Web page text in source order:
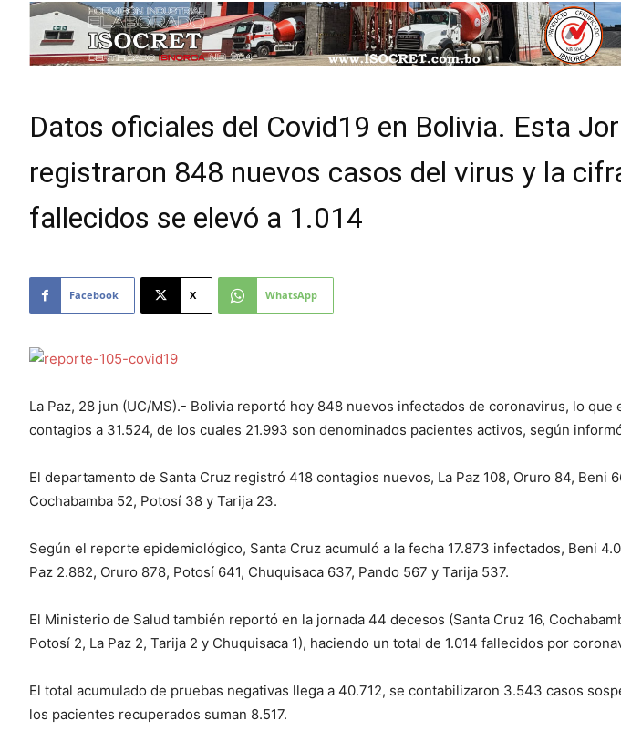
Datos oficiales del Covid19 en Bolivia. Esta
registraron 848 nuevos casos del virus y la
fallecidos se elevó a 1.014
Facebook X WhatsApp
La Paz, 28 jun (UC/MS).- Bolivia reportó hoy 848 nuevos infectados de coronavirus, lo que
contagios a 31.524, de los cuales 21.993 son denominados pacientes activos, según
El departamento de Santa Cruz registró 418 contagios nuevos, La Paz 108, Oruro 84, Beni
Cochabamba 52, Potosí 38 y Tarija 23.
Según el reporte epidemiológico, Santa Cruz acumuló a la fecha 17.873 infectados, Beni
Paz 2.882, Oruro 878, Potosí 641, Chuquisaca 637, Pando 567 y Tarija 537.
El Ministerio de Salud también reportó en la jornada 44 decesos (Santa Cruz 16,
Potosí 2, La Paz 2, Tarija 2 y Chuquisaca 1), haciendo un total de 1.014 fallecidos por
El total acumulado de pruebas negativas llega a 40.712, se contabilizaron 3.543 casos
los pacientes recuperados suman 8.517.